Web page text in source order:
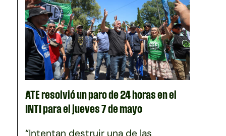
ATE resolvió un paro de 24 horas en el
INTI para el jueves 7 de mayo
“Intentan destruir una de las